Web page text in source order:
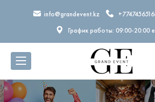
info@grandevent.kz
График работы: 09:00-20:00